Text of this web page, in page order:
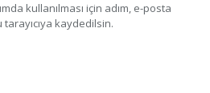
kullanılması için adım, e-posta
kaydedilsin.